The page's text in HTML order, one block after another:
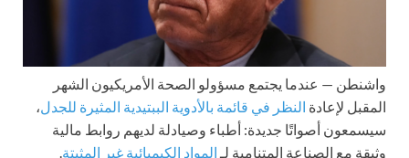
واشنطن — عندما يجتمع مسؤولو الصحة الأمريكيون الشهر
المقبل لإعادة النظر في قائمة بالأدوية الببتيدية المثيرة للجدل،
سيسمعون أصواتًا جديدة: أطباء وصيادلة لديهم روابط مالية
وثيقة مع الصناعة المتنامية لـ المواد الكيميائية غير المثبتة.